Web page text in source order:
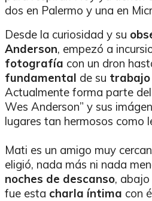
dos en Palermo y una en
Desde la curiosidad y su
Anderson, empezó a
fotografía con un dron
fundamental de su
Actualmente forma parte
Wes Anderson” y sus
lugares tan hermosos como
Mati es un amigo muy
eligió, nada más ni nada
noches de descanso,
fue esta charla íntima con